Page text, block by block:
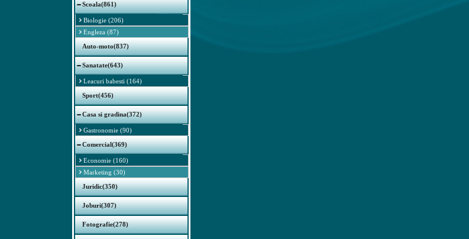
Scoala(861)
Biologie (206)
Engleza (87)
Auto-moto(837)
Sanatate(643)
Leacuri babesti (164)
Sport(456)
Casa si gradina(372)
Gastronomie (90)
Comercial(369)
Economie (160)
Marketing (30)
Juridic(350)
Joburi(307)
Fotografie(278)